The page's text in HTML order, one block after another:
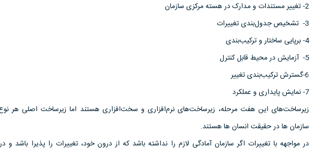
2- تغییر مستندات و مدارک در هسته مرکزی سازمان
3- تشخیص جدول‌بندی تغییرات
4- برپایی ساختار و ترکیب‌بندی
5- آزمایش در محیط قابل کنترل
6-گسترش ترکیب‌بندی تغییر
7- نمایش پایداری و عملکرد
زیرساخت‌های این هفت مرحله، زیرساخت‌های نرم‌افزاری و سخت‌افزاری هستند اما زیرساخت اصلی هر
سازمان ها در حقیقت انسان ها هستند.
در مواجهه با تغییرات اگر سازمان آمادگی لازم را نداشته باشد که از درون خود، تغییرات را پذیرا باشد و